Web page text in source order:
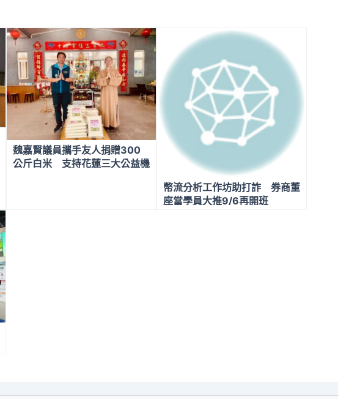
魏嘉賢議員攜手友人捐贈300
公斤白米 支持花蓮三大公益機
幣流分析工作坊助打詐 券商董
座當學員大推9/6再開班